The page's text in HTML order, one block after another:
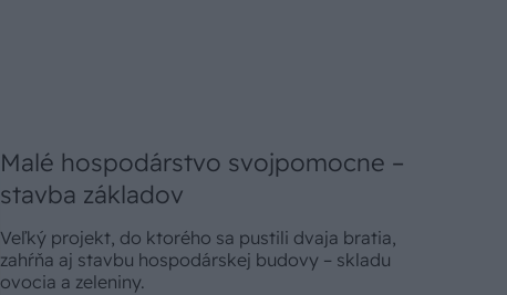
Malé hospodárstvo svojpomocne –
stavba základov
Veľký projekt, do ktorého sa pustili dvaja bratia,
zahŕňa aj stavbu hospodárskej budovy – skladu
ovocia a zeleniny.